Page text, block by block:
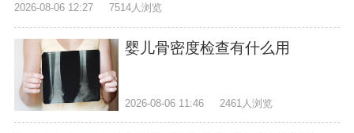
2026-08-06 12:27 7514人浏览
婴儿骨密度检查有什么用
2026-08-06 11:46 2461人浏览